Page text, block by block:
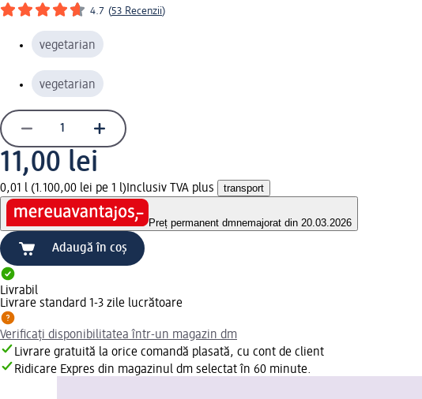
4.7 (53 Recenzii)
vegetarian
vegetarian
11,00 lei
0,01 l (1.100,00 lei pe 1 l) Inclusiv TVA plus transport
Preț permanent dmnemajorat din 20.03.2026
Adaugă în coș
Livrabil
Livrare standard 1-3 zile lucrătoare
Verificați disponibilitatea într-un magazin dm
Livrare gratuită la orice comandă plasată, cu cont de client
Ridicare Expres din magazinul dm selectat în 60 minute.